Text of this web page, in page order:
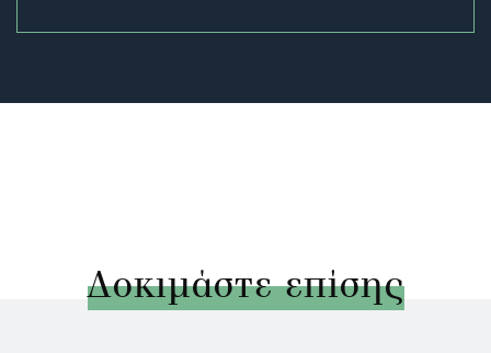
Δοκιμάστε επίσης